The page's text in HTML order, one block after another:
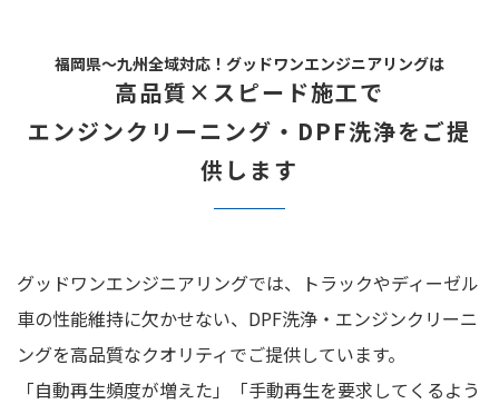
福岡県～九州全域対応！グッドワンエンジニアリングは
高品質×スピード施工で
エンジンクリーニング・DPF洗浄をご提
供します
グッドワンエンジニアリングでは、トラックやディーゼル
車の性能維持に欠かせない、DPF洗浄・エンジンクリーニ
ングを高品質なクオリティでご提供しています。
「自動再生頻度が増えた」「手動再生を要求してくるよう